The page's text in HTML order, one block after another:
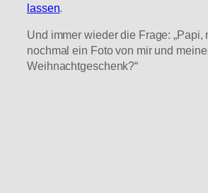
lassen.
Und immer wieder die Frage: „Papi,
nochmal ein Foto von mir und
Weihnachtgeschenk?“